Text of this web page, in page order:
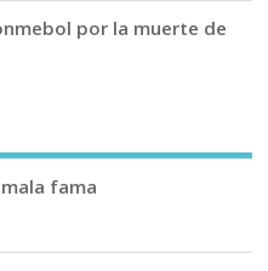
por la muerte de
fama